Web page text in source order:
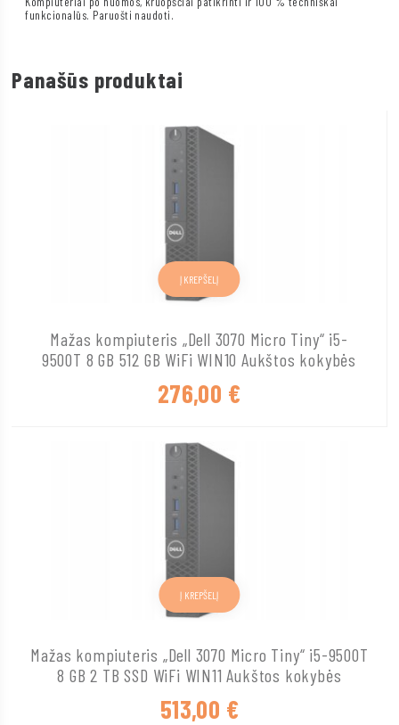
funkcionalūs. Paruošti naudoti.
Panašūs produktai
Mažas kompiuteris „Dell 3070 Micro Tiny“ i5-
9500T 8 GB 512 GB WiFi WIN10 Aukštos kokybės
276,00 €
Į KREPŠELĮ
Mažas kompiuteris „Dell 3070 Micro Tiny“ i5-9500T
8 GB 2 TB SSD WiFi WIN11 Aukštos kokybės
513,00 €
Į KREPŠELĮ